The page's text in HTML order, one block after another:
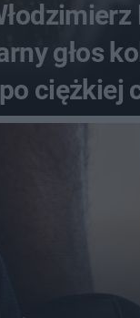
głos
ciężkiej